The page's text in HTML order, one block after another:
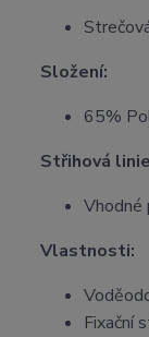
Složení:
65%
Střihová
Vhodné
Vlastnosti:
Fixační